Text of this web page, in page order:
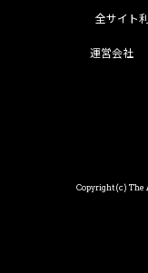
全サイト
運営会社
Copyright(c) The